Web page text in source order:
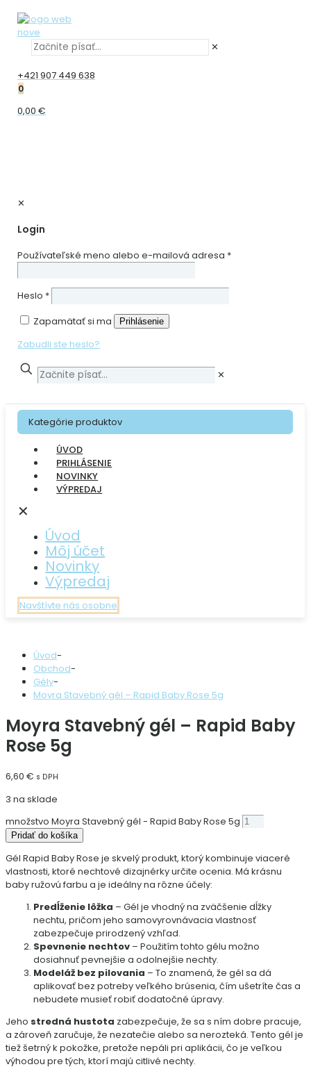
✕
+421 907 449 638
0
0,00 €
✕
Login
Používateľské meno alebo e-mailová adresa *
Heslo *
Zapamätať si ma
Prihlásenie
Zabudli ste heslo?
✕
Kategórie produktov
ÚVOD
PRIHLÁSENIE
NOVINKY
VÝPREDAJ
✕
Úvod
Môj účet
Novinky
Výpredaj
Navštívte nás osobne
Úvod-
Obchod-
Gély-
Moyra Stavebný gél – Rapid Baby Rose 5g
Moyra Stavebný gél – Rapid Baby
Rose 5g
6,60 € s DPH
3 na sklade
množstvo Moyra Stavebný gél - Rapid Baby Rose 5g
Pridať do košíka
Gél Rapid Baby Rose je skvelý produkt, ktorý kombinuje viaceré
vlastnosti, ktoré nechtové dizajnérky určite ocenia. Má krásnu
baby ružovú farbu a je ideálny na rôzne účely:
Predĺženie lôžka – Gél je vhodný na zväčšenie dĺžky
nechtu, pričom jeho samovyrovnávacia vlastnosť
zabezpečuje prirodzený vzhľad.
Spevnenie nechtov – Použitím tohto gélu možno
dosiahnuť pevnejšie a odolnejšie nechty.
Modeláž bez pilovania – To znamená, že gél sa dá
aplikovať bez potreby veľkého brúsenia, čím ušetríte čas a
nebudete musieť robiť dodatočné úpravy.
Jeho stredná hustota zabezpečuje, že sa s ním dobre pracuje,
a zároveň zaručuje, že nezatečie alebo sa nerozteká. Tento gél je
tiež šetrný k pokožke, pretože nepáli pri aplikácii, čo je veľkou
výhodou pre tých, ktorí majú citlivé nechty.